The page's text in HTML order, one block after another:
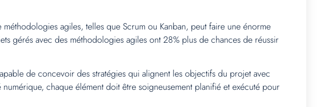
méthodologies agiles, telles que Scrum ou Kanban, peut faire une énorme
gérés avec des méthodologies agiles ont 28% plus de chances de réussir
de concevoir des stratégies qui alignent les objectifs du projet avec
chaque élément doit être soigneusement planifié et exécuté pour